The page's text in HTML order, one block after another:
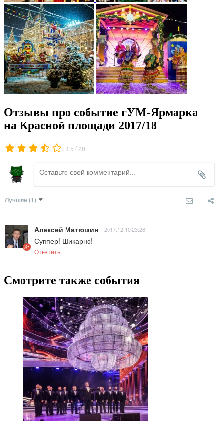
Отзывы про событие гУМ-Ярмарка
на Красной площади 2017/18
3.5 /20
Лучшие (1)
Алексей Матюшин 2017.12.10 23:26
Суппер! Шикарно!
Ответить
Смотрите также события